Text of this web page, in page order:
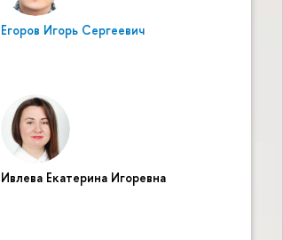
Егоров Игорь Сергеевич
Ивлева Екатерина Игоревна